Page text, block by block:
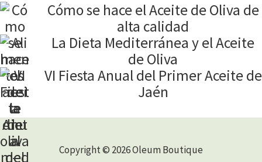
Cómo se hace el Aceite de Oliva de
alta calidad
La Dieta Mediterránea y el Aceite
de Oliva
VI Fiesta Anual del Primer Aceite de
Jaén
Copyright © 2026 Oleum Boutique